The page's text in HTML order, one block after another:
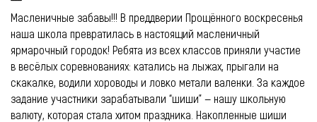
Масленичные забавы!!! В преддверии Прощённого воскресенья
наша школа превратилась в настоящий масленичный
ярмарочный городок! Ребята из всех классов приняли участие
в весёлых соревнованиях: катались на лыжах, прыгали на
скакалке, водили хороводы и ловко метали валенки. За каждое
задание участники зарабатывали “шиши” — нашу школьную
валюту, которая стала хитом праздника. Накопленные шиши